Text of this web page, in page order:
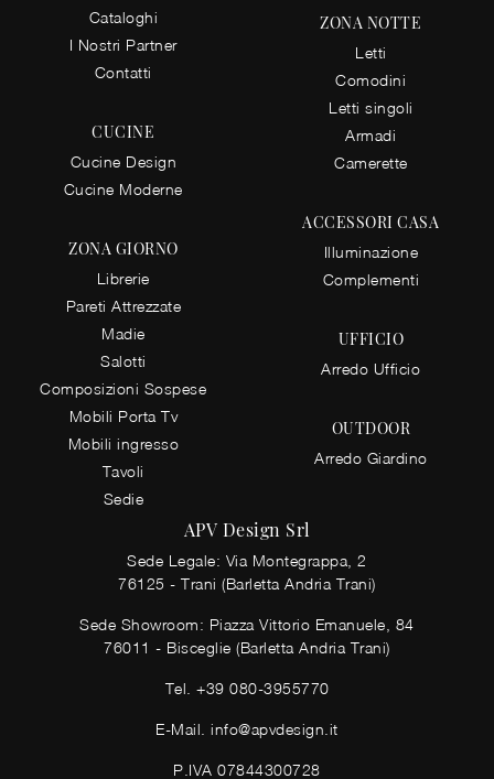
Cataloghi
I Nostri Partner
Contatti
CUCINE
Cucine Design
Cucine Moderne
ZONA GIORNO
Librerie
Pareti Attrezzate
Madie
Salotti
Composizioni Sospese
Mobili Porta Tv
Mobili ingresso
Tavoli
Sedie
ZONA NOTTE
Letti
Comodini
Letti singoli
Armadi
Camerette
ACCESSORI CASA
Illuminazione
Complementi
UFFICIO
Arredo Ufficio
OUTDOOR
Arredo Giardino
APV Design Srl
Sede Legale: Via Montegrappa, 2
76125 - Trani (Barletta Andria Trani)
Sede Showroom: Piazza Vittorio Emanuele, 84
76011 - Bisceglie (Barletta Andria Trani)
Tel. +39 080-3955770
E-Mail.info@apvdesign.it
P.IVA 07844300728